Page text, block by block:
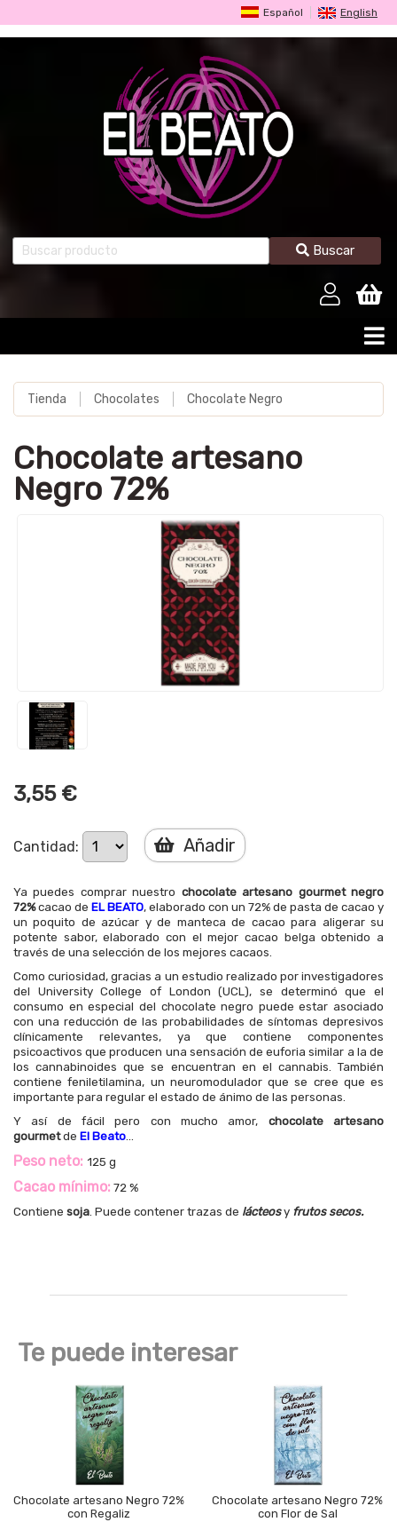
Español English
Buscar
Tienda Chocolates Chocolate Negro
Chocolate artesano
Negro 72%
3,55 €
Cantidad: Añadir
Ya puedes comprar nuestro chocolate artesano gourmet negro
72%cacao de EL BEATO, elaborado con un 72% de pasta de cacao y
un poquito de azúcar y de manteca de cacao para aligerar su
potente sabor, elaborado con el mejor cacao belga obtenido a
través de una selección de los mejores cacaos.
Como curiosidad, gracias a un estudio realizado por investigadores
del University College of London (UCL), se determinó que el
consumo en especial del chocolate negro puede estar asociado
con una reducción de las probabilidades de síntomas depresivos
clínicamente relevantes, ya que contiene componentes
psicoactivos que producen una sensación de euforia similar a la de
los cannabinoides que se encuentran en el cannabis. También
contiene feniletilamina, un neuromodulador que se cree que es
importante para regular el estado de ánimo de las personas.
Y así de fácil pero con mucho amor, chocolate artesano
gourmetde El Beato...
Peso neto: 125 g
Cacao mínimo: 72 %
Contiene soja. Puede contener trazas de lácteos y frutos secos.
Te puede interesar
Chocolate artesano Negro 72%
con Regaliz
Chocolate artesano Negro 72%
con Flor de Sal